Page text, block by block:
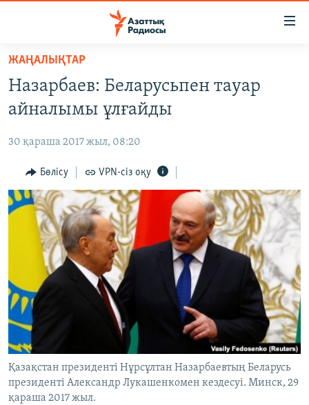
Skip
main
content
to
Navigation
Skip
to
ЖАҢАЛЫҚТАР
САЯСАТ
ҚАҢТАР ОҚИҒАСЫ
АДАМ ҚҰҚЫҚТАРЫ
ӘЛЕУМЕТ
ӘЛЕМ
АРНАЙЫ ЖОБАЛАР
Русский
ЖАЗЫЛЫҢЫЗ
Басқа тілдерде
ЖАҢАЛЫҚТАР
Назарбаев: Беларусьпен тауар
айналымы ұлғайды
30 қараша 2017 жыл, 08:20
Бөлісу VPN-сіз оқу
Қазақстан президенті Нұрсұлтан Назарбаевтың Беларусь
президенті Александр Лукашенкомен кездесуі. Минск, 29
қараша 2017 жыл.